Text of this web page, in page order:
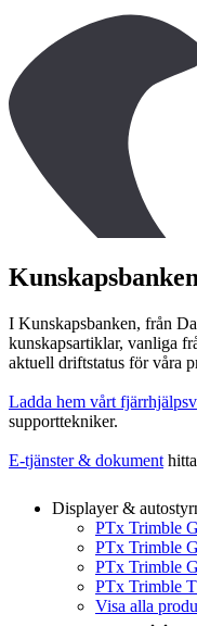
I Kunskapsbanken, från
kunskapsartiklar, vanliga
aktuell driftstatus för våra
Ladda hem vårt
supporttekniker.
E-tjänster & dokument
Displayer &
PTx Trimble
PTx Trimble
PTx Trimble
PTx Trimble
Visa alla